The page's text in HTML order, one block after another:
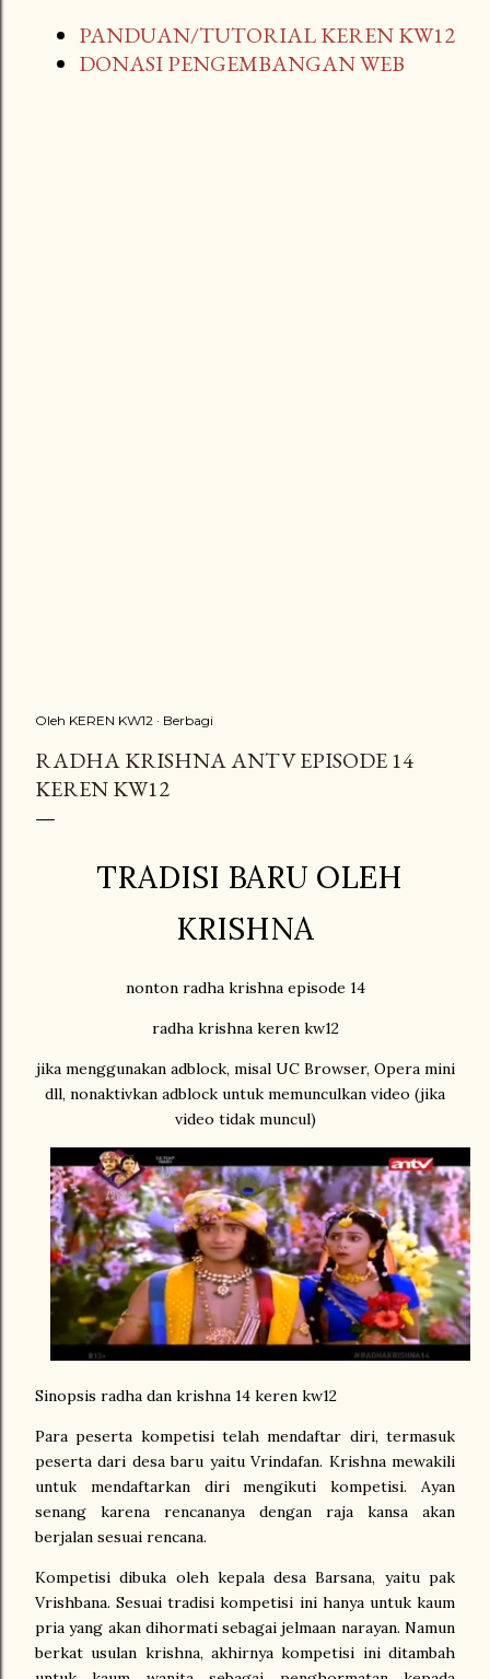
PANDUAN/TUTORIAL KEREN KW12
DONASI PENGEMBANGAN WEB
Oleh KEREN KW12 Berbagi
RADHA KRISHNA ANTV EPISODE 14
KEREN KW12
TRADISI BARU OLEH
KRISHNA
nonton radha krishna episode 14
radha krishna keren kw12
jika menggunakan adblock, misal UC Browser, Opera mini
dll, nonaktivkan adblock untuk memunculkan video (jika
video tidak muncul)
Sinopsis radha dan krishna 14 keren kw12
Para peserta kompetisi telah mendaftar diri, termasuk
peserta dari desa baru yaitu Vrindafan. Krishna mewakili
untuk mendaftarkan diri mengikuti kompetisi. Ayan
senang karena rencananya dengan raja kansa akan
berjalan sesuai rencana.
Kompetisi dibuka oleh kepala desa Barsana, yaitu pak
Vrishbana. Sesuai tradisi kompetisi ini hanya untuk kaum
pria yang akan dihormati sebagai jelmaan narayan. Namun
berkat usulan krishna, akhirnya kompetisi ini ditambah